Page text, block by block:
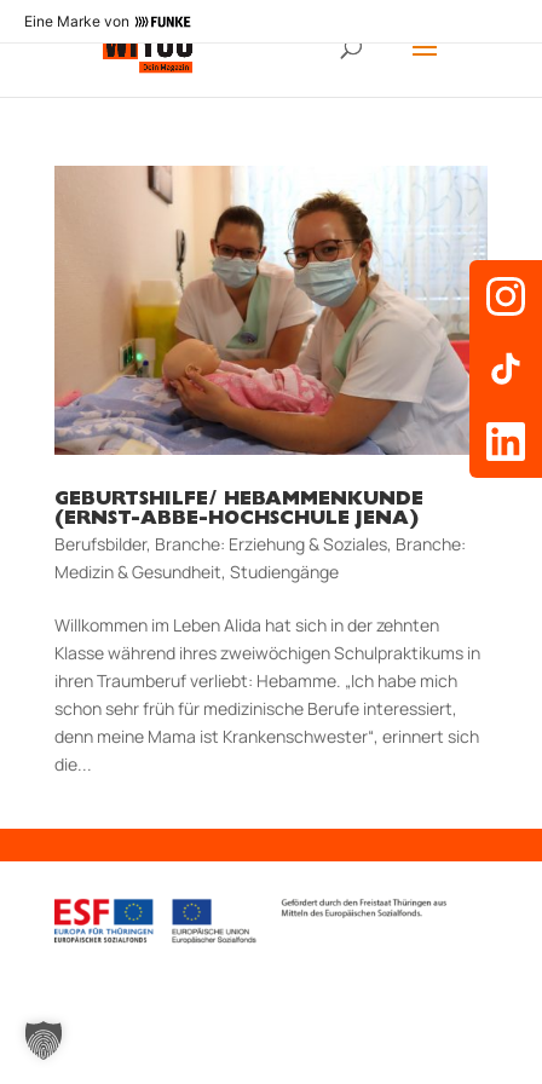
Eine Marke von
GEBURTSHILFE/ HEBAMMENKUNDE
(ERNST-ABBE-HOCHSCHULE JENA)
Berufsbilder, Branche: Erziehung & Soziales, Branche:
Medizin & Gesundheit, Studiengänge
Willkommen im Leben Alida hat sich in der zehnten
Klasse während ihres zweiwöchigen Schulpraktikums in
ihren Traumberuf verliebt: Hebamme. „Ich habe mich
schon sehr früh für medizinische Berufe interessiert,
denn meine Mama ist Kranken­schwester“, erinnert sich
die...